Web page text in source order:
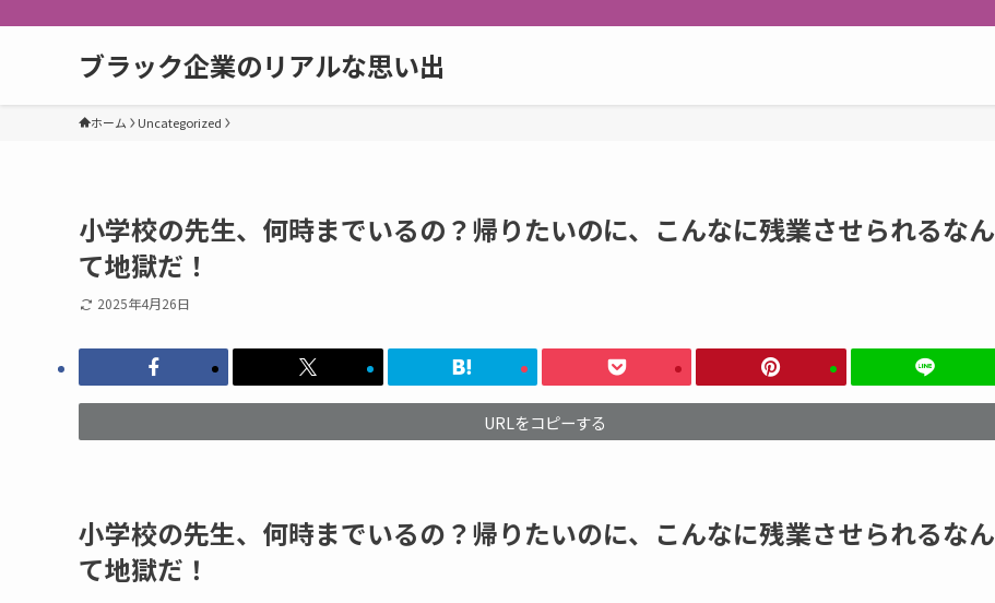
ブラック企業のリアルな思い出
ホーム Uncategorized
小学校の先生、何時までいるの？帰りたいのに、こんなに残業させられるなん
て地獄だ！
2025年4月26日
URLをコピーする
小学校の先生、何時までいるの？帰りたいのに、こんなに残業させられるなん
て地獄だ！